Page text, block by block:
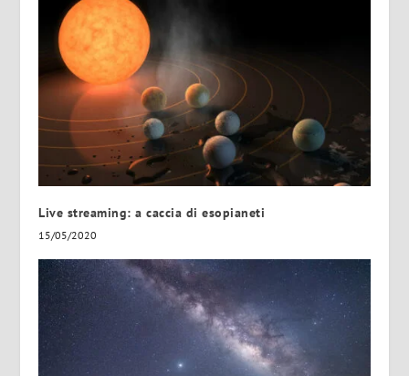
Live streaming: a caccia di esopianeti
15/05/2020